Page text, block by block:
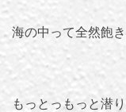
海の中って全然飽
もっとっもっと潜